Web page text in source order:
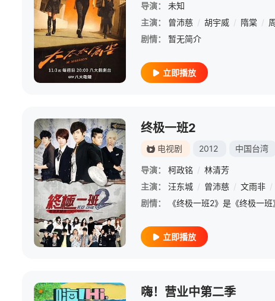
导演：
未知
主演：
曾沛慈 / 胡宇威 / 隋棠 /
剧情：
暂无简介
立即播放
终极一班2
电视剧 2012 中国台湾
导演： 柯政铭 / 林清芳
主演：
汪东城 / 曾沛慈 / 文雨非 /
剧情：
立即播放
嗨！营业中第二季